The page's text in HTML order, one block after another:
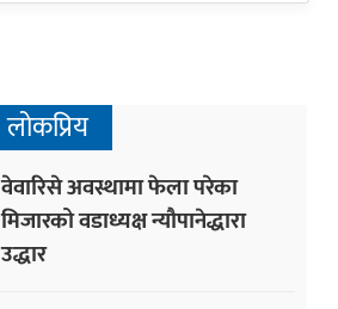
लोकप्रिय
वेवारिसे अवस्थामा फेला परेका
मिजारको वडाध्यक्ष न्यौपानेद्धारा
उद्धार